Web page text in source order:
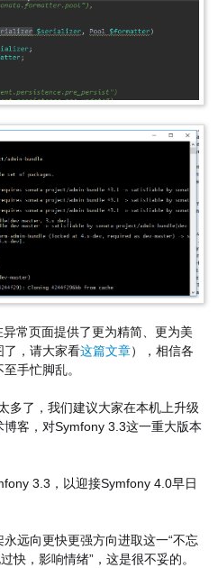
常页面提供了更为精简、更为美
了，请大家看这篇文章），相信各
手忙脚乱。
多了，我们建议大家在本机上升级
客，对Symfony 3.3这一重大版本
3.3，以迎接Symfony 4.0早日
远向更快更强方向进取这一“不忘
快，影响情绪”，这是很不妥的。